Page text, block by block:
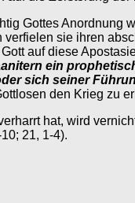
Gottes Anordnung
sie ihren
auf diese
ein
sich seiner
den Krieg zu
hat, wird
21, 1-4).